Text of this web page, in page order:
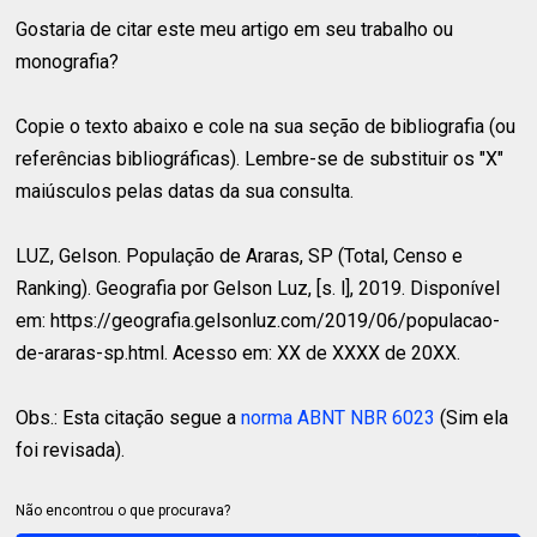
Gostaria de citar este meu artigo em seu trabalho ou
monografia?
Copie o texto abaixo e cole na sua seção de bibliografia (ou
referências bibliográficas). Lembre-se de substituir os "X"
maiúsculos pelas datas da sua consulta.
LUZ, Gelson. População de Araras, SP (Total, Censo e
Ranking). Geografia por Gelson Luz, [s. l], 2019. Disponível
em: https://geografia.gelsonluz.com/2019/06/populacao-
de-araras-sp.html. Acesso em: XX de XXXX de 20XX.
Obs.: Esta citação segue anorma ABNT NBR 6023 (Sim ela
foi revisada).
Não encontrou o que procurava?